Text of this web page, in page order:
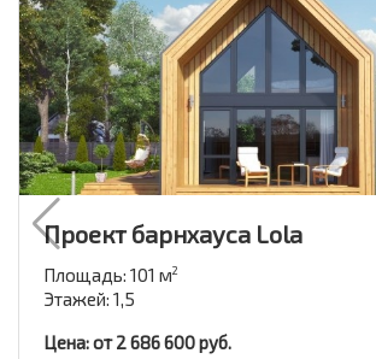
Проект барнхауса Lola
Площадь: 101 м2
Этажей: 1,5
Цена: от 2 686 600 руб.